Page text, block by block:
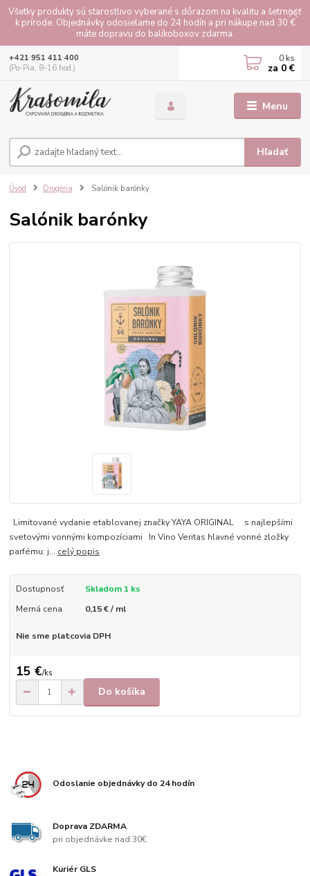
Všetky produkty sú starostlivo vyberané s dôrazom na kvalitu a šetrnosť
k prírode. Objednávky odosielame do 24 hodín a pri nákupe nad 30 €
máte dopravu do balíkoboxov zdarma.
Menu
Hľadať
+421 951 411 400
(Po-Pia, 9-16 hod.)
0 ks
za 0 €
Úvod Drogéria Salónik barónky
Salónik barónky
Limitované vydanie etablovanej značky YAYA ORIGINAL s najlepšími
svetovými vonnými kompozíciami In Vino Veritas hlavné vonné zložky
parfému: j... celý popis
Dostupnosť
Skladom 1 ks
Merná cena
0,15 € / ml
Nie sme platcovia DPH
15 €/ks
Do košíka
Odoslanie objednávky do 24 hodín
Doprava ZDARMA
pri objednávke nad 30€
Kuriér GLS